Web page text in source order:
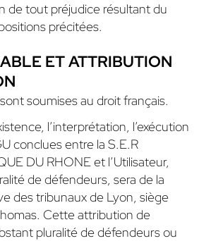
de tout préjudice résultant du
précitées.
ET ATTRIBUTION
soumises au droit français.
l’interprétation, l’exécution
conclues entre la S.E.R
DU RHONE et l’Utilisateur,
de défendeurs, sera de la
des tribunaux de Lyon, siège
Cette attribution de
pluralité de défendeurs ou